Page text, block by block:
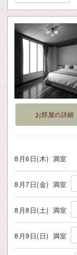
お部屋の詳細
8月6日(木) 満室
8月7日(金) 満室
8月8日(土) 満室
8月9日(日) 満室